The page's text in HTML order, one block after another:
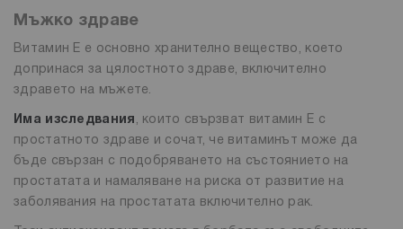
Мъжко здраве
Витамин Е е основно хранително вещество, което
допринася за цялостното здраве, включително
здравето на мъжете.
Има изследвания , които свързват витамин Е с
простатното здраве и сочат, че витаминът може да
бъде свързан с подобряването на състоянието на
простатата и намаляване на риска от развитие на
заболявания на простатата включително рак.